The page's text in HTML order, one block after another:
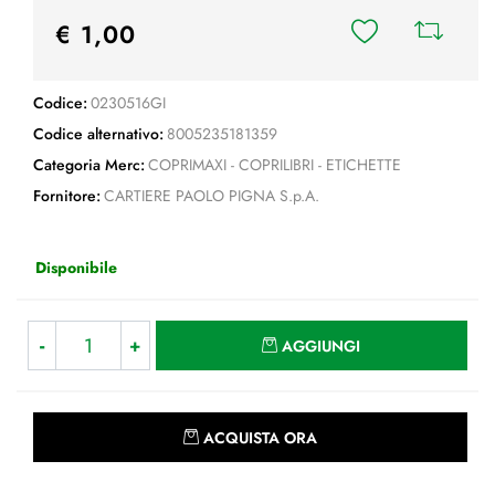
€ 1,00
Codice: 0230516GI
Codice alternativo: 8005235181359
Categoria Merc: COPRIMAXI - COPRILIBRI - ETICHETTE
Fornitore: CARTIERE PAOLO PIGNA S.p.A.
Disponibile
AGGIUNGI
ACQUISTA ORA